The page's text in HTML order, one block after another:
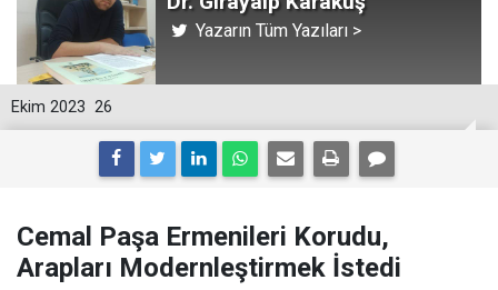
Yazarın Tüm Yazıları >
26
Ekim 2023
Cemal Paşa Ermenileri Korudu,
Arapları Modernleştirmek İstedi